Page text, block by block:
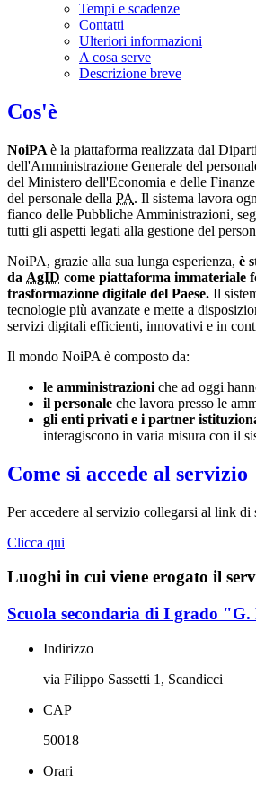
Tempi e scadenze
Contatti
Ulteriori informazioni
A cosa serve
Descrizione breve
Cos'è
NoiPA è la piattaforma realizzata dal
dell'Amministrazione Generale del
del Ministero dell'Economia e delle
del personale della PA. Il sistema lavora
fianco delle Pubbliche Amministrazioni,
tutti gli aspetti legati alla gestione del
NoiPA, grazie alla sua lunga esperienza, è
da AgID come piattaforma immateriale
trasformazione digitale del Paese. Il
tecnologie più avanzate e mette a
servizi digitali efficienti, innovativi e in
Il mondo NoiPA è composto da:
le amministrazioni che ad oggi
il personale che lavora presso le
gli enti privati e i partner
interagiscono in varia misura con il
Come si accede al servizio
Per accedere al servizio collegarsi al link di
Clicca qui
Luoghi in cui viene erogato il
Scuola secondaria di I grado
Indirizzo
via Filippo Sassetti 1, Scandicci
CAP
50018
Orari